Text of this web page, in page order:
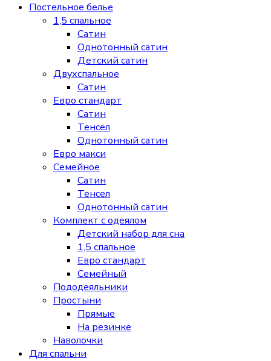
Постельное белье
1,5 спальное
Сатин
Однотонный сатин
Детский сатин
Двухспальное
Сатин
Евро стандарт
Сатин
Тенсел
Однотонный сатин
Евро макси
Семейное
Сатин
Тенсел
Однотонный сатин
Комплект с одеялом
Детский набор для сна
1,5 спальное
Евро стандарт
Семейный
Пододеяльники
Простыни
Прямые
На резинке
Наволочки
Для спальни